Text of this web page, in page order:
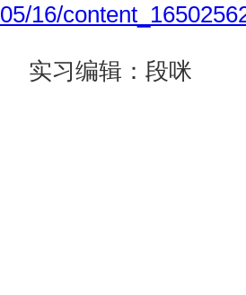
05/16/
实习编辑：段咪